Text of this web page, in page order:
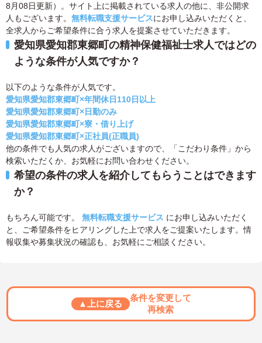
8月08日更新）。サイト上に掲載されている求人の他に、非公開求
人もございます。 無料転職支援サービスにお申し込みいただくと、
全求人からご希望条件に合う求人を提案させていただきます。
愛知県愛知郡東郷町の精神保健福祉士求人ではどの
ような条件が人気ですか？
以下のような条件が人気です。
愛知県愛知郡東郷町×年間休日110日以上
愛知県愛知郡東郷町×日勤のみ
愛知県愛知郡東郷町×寮・借り上げ
愛知県愛知郡東郷町×正社員(正職員)
他の条件でも人気の求人がございますので、「こだわり条件」から
検索いただくか、お気軽にお問い合わせください。
希望の条件の求人を紹介してもらうことはできます
か？
もちろん可能です。 無料転職支援サービス にお申し込みいただく
と、ご希望条件をヒアリングした上で求人をご提案いたします。情
報収集や募集状況の確認も、お気軽にご相談ください。
▲上に戻る
条件を変更して
再検索